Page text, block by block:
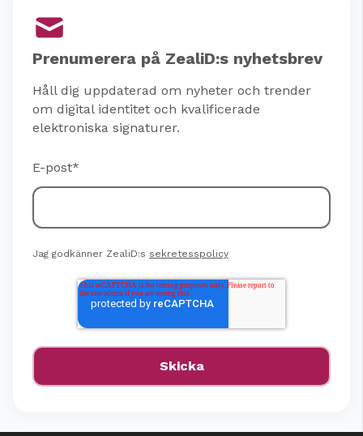
Prenumerera på ZealiD:s nyhetsbrev
Håll dig uppdaterad om nyheter och trender
om digital identitet och kvalificerade
elektroniska signaturer.
E-post*
Jag godkänner ZealiD:s sekretesspolicy